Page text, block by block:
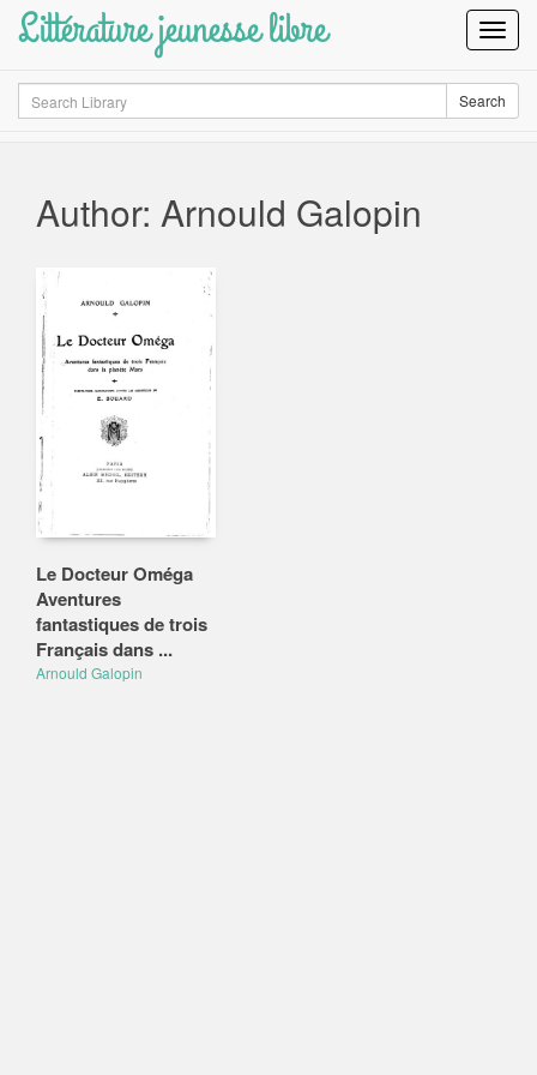
Littérature jeunesse libre
Search Search
Author: Arnould Galopin
Le Docteur Oméga
Aventures
fantastiques de trois
Français dans ...
Arnould Galopin